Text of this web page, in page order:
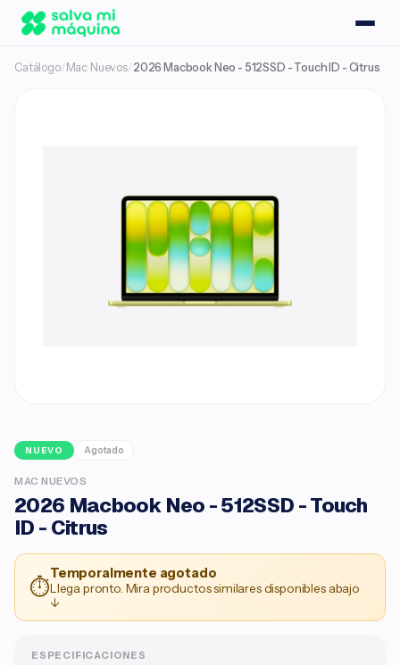
Catálogo/ Mac Nuevos/ 2026 Macbook Neo - 512SSD - Touch ID - Citrus
NUEVO Agotado
MAC NUEVOS
2026 Macbook Neo - 512SSD - Touch
ID - Citrus
⏱
Temporalmente agotado
Llega pronto. Mira productos similares disponibles abajo
↓
ESPECIFICACIONES